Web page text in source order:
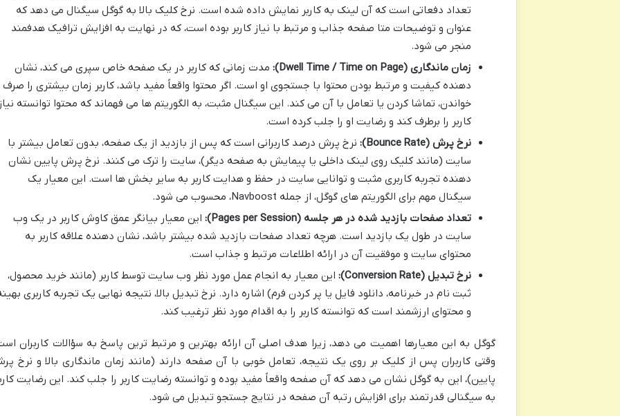
تعداد دفعاتی است که آن لینک به کاربر نمایش داده شده است. نرخ کلیک بالا به گوگل سیگنال می دهد که
عنوان و توضیحات متا صفحه جذاب و مرتبط با نیاز کاربر بوده است، که در نهایت به افزایش ترافیک هدفمند
منجر می شود.
زمان ماندگاری (Dwell Time / Time on Page):
مدت زمانی که کاربر در یک صفحه خاص سپری می کند، نشان
دهنده کیفیت و مرتبط بودن محتوا با جستجوی او است. اگر محتوا واقعاً مفید باشد، کاربر زمان بیشتری را صرف
خواندن، تماشا کردن یا تعامل با آن می کند. این سیگنال مثبت، به الگوریتم ها می فهماند که محتوا توانسته نیاز
کاربر را برطرف کند و رضایت او را جلب کرده است.
نرخ پرش (Bounce Rate):
نرخ پرش درصد کاربرانی است که پس از بازدید از یک صفحه، بدون تعامل بیشتر با
سایت (مانند کلیک روی لینک داخلی یا پیمایش به صفحه دیگر)، سایت را ترک می کنند. نرخ پرش پایین نشان
دهنده تجربه کاربری مثبت و توانایی سایت در حفظ و هدایت کاربر به سایر بخش ها است. این معیار یک
سیگنال مهم برای الگوریتم های گوگل، از جمله Navboost، محسوب می شود.
تعداد صفحات بازدید شده در هر جلسه (Pages per Session):
این معیار بیانگر عمق کاوش کاربر در یک وب
سایت در طول یک بازدید است. هرچه تعداد صفحات بازدید شده بیشتر باشد، نشان دهنده علاقه کاربر به
محتوای سایت و موفقیت آن در ارائه اطلاعات مرتبط و جذاب است.
نرخ تبدیل (Conversion Rate):
این معیار به انجام عمل مورد نظر وب سایت توسط کاربر (مانند خرید محصول،
ثبت نام در خبرنامه، دانلود فایل یا پر کردن فرم) اشاره دارد. نرخ تبدیل بالا، نتیجه نهایی یک تجربه کاربری
و محتوای ارزشمند است که توانسته کاربر را به اقدام مورد نظر ترغیب کند.
گوگل به این معیارها اهمیت می دهد، زیرا هدف اصلی آن ارائه بهترین و مرتبط ترین پاسخ به سؤالات کاربران
وقتی کاربران پس از کلیک بر روی یک نتیجه، تعامل خوبی با آن صفحه دارند (مانند زمان ماندگاری بالا و نرخ
پایین)، این به گوگل نشان می دهد که آن صفحه واقعاً مفید بوده و توانسته رضایت کاربر را جلب کند. این رضایت
به سیگنالی قدرتمند برای افزایش رتبه آن صفحه در نتایج جستجو تبدیل می شود.